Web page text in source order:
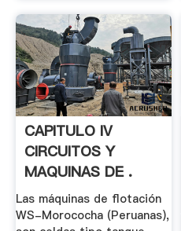
CAPITULO IV
CIRCUITOS Y
MAQUINAS DE .
Las máquinas de flotación
WS-Morococha (Peruanas),